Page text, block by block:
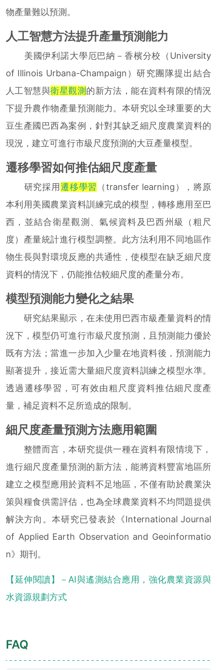
物產量難以預測。
人工智慧方法提升產量預測能力
美國伊利諾大學厄巴納－香檳分校（University
of Illinois Urbana-Champaign）研究團隊提出結合
人工智慧與衛星觀測的新方法，能在資料有限的情況
下提升農作物產量預測能力。本研究以全球重要的大
豆生產國巴西為案例，針對其缺乏細尺度農業資料的
現況，建立可進行市級尺度預測的大豆產量模型。
遷移學習如何推估細尺度產量
研究採用遷移學習
（transfer learning），將原
本利用美國農業資料訓練完成的模型，轉移應用至巴
西，並結合衛星觀測、氣候資料及巴西州級（粗尺
度）產量統計進行模型調整。此方法利用不同地區作
物生長與對環境反應的共通性，使模型在缺乏細尺度
資料的情況下，仍能推估較細尺度的產量分布。
模型預測能力變化之結果
研究結果顯示，在未使用巴西市級產量資料的情
況下，模型仍可進行市級尺度預測，且預測能力優於
既有方法；當進一步加入少量在地資料後，預測能力
顯著提升，接近需大量細尺度資料訓練之模型水準。
透過遷移學習，可有效由粗尺度資料推估細尺度產
量，補足資料不足所造成的限制。
細尺度產量預測方法應用範圍
整體而言，本研究提供一種在資料有限情境下，
進行細尺度產量預測的新方法，能將資料豐富地區所
建立之模型應用於資料不足地區，不僅有助於農業決
策與糧食供需評估，也為全球農業資料不均問題提供
解決方向。本研究已發表於《International Journal
of Applied Earth Observation and Geoinformatio
n》期刊。
【延伸閱讀】－AI與遙測結合應用，強化農業資源與
水資源規劃方式
FAQ